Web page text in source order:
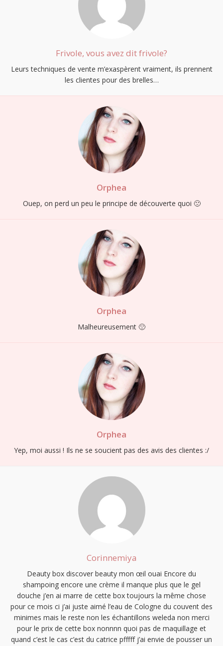
Frivole, vous avez dit frivole?
Leurs techniques de vente m’exaspèrent vraiment, ils prennent
les clientes pour des brelles…
Orphea
Ouep, on perd un peu le principe de découverte quoi 🙁
Orphea
Malheureusement 🙁
Orphea
Yep, moi aussi ! Ils ne se soucient pas des avis des clientes :/
Corinnemiya
Deauty box discover beauty mon œil ouai Encore du
shampoing encore une crème il manque plus que le gel
douche j’en ai marre de cette box toujours la même chose
pour ce mois ci j’ai juste aimé l’eau de Cologne du couvent des
minimes mais le reste non les échantillons weleda non merci
pour le prix de cette box nonnnn quoi pas de maquillage et
quand c’est le cas c’est du catrice pfffff j’ai envie de pousser un